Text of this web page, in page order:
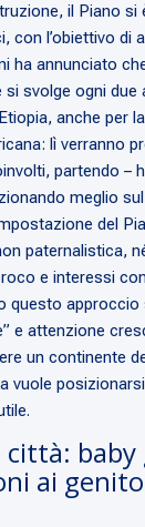
il Piano si
con l’obiettivo di
ha annunciato
svolge ogni due
anche per
lì verranno
partendo –
meglio
del
paternalistica,
e interessi
questo approccio
e attenzione
un continente
vuole
città: baby
ai